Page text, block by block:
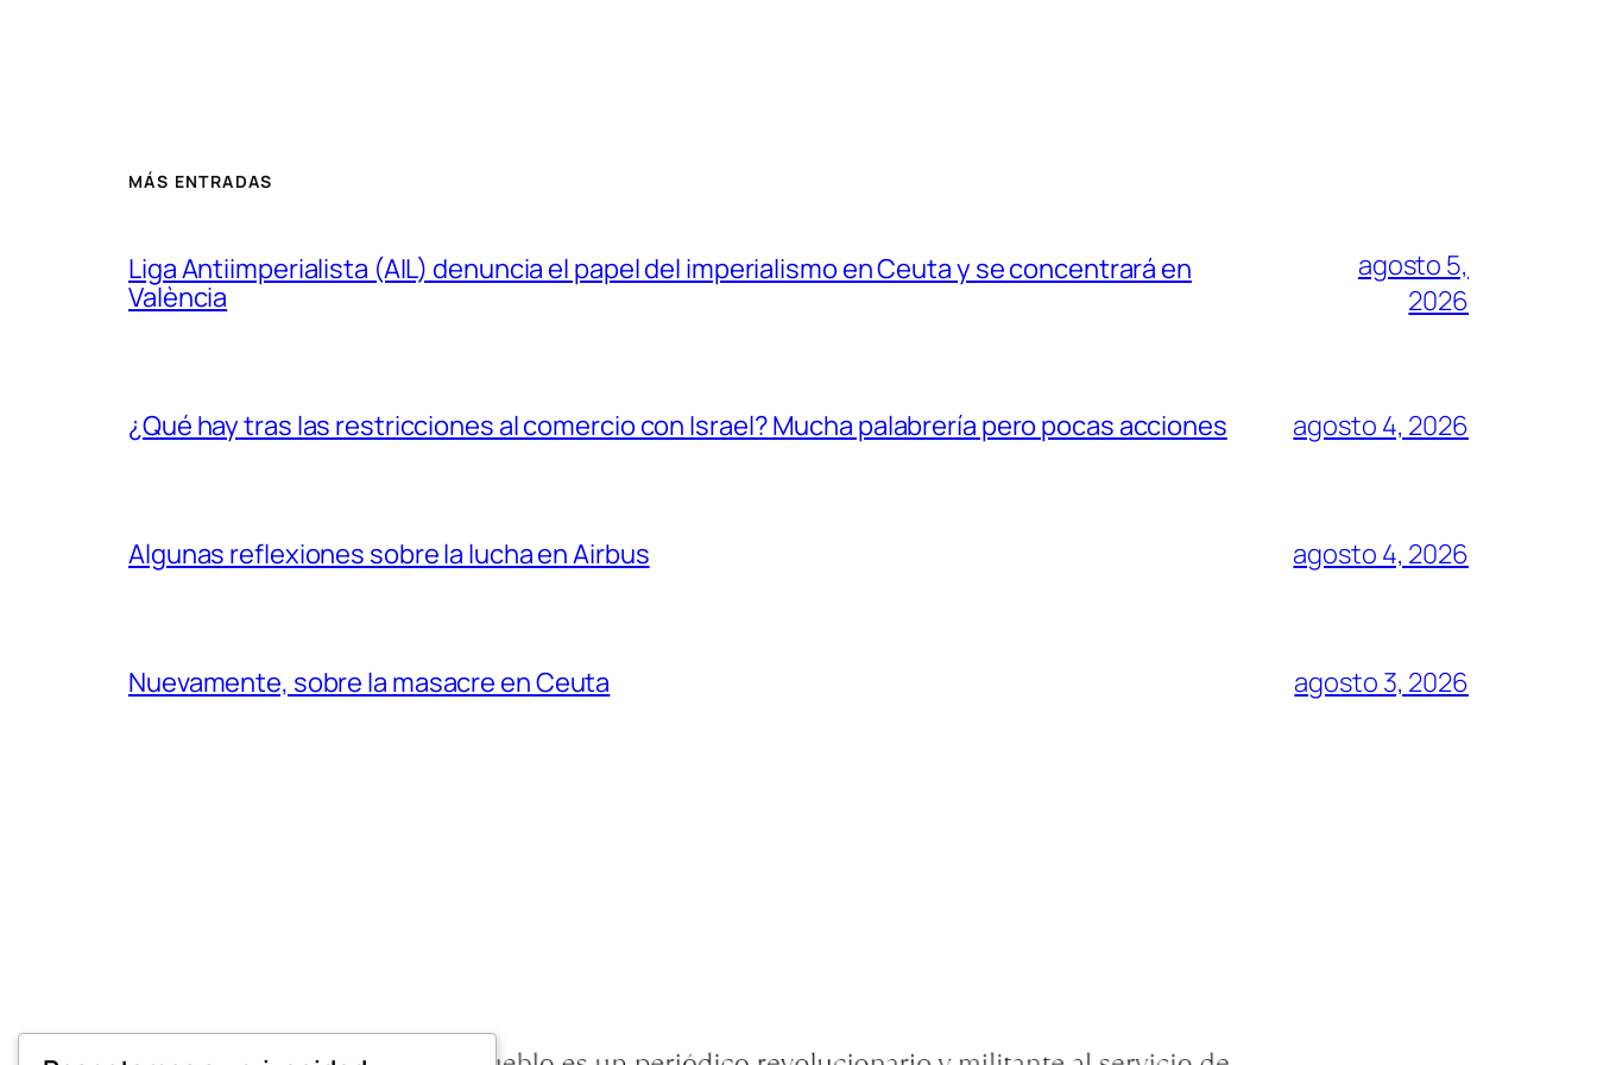
MÁS ENTRADAS
Liga Antiimperialista (AIL) denuncia el papel del imperialismo en Ceuta y se concentrará en
València
agosto 5,
2026
¿Qué hay tras las restricciones al comercio con Israel? Mucha palabrería pero pocas acciones agosto 4, 2026
Algunas reflexiones sobre la lucha en Airbus agosto 4, 2026
Nuevamente, sobre la masacre en Ceuta agosto 3, 2026